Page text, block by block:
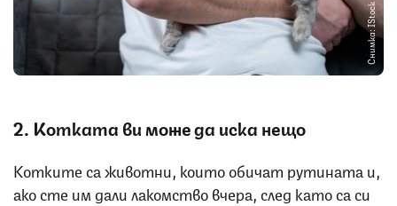
Снимка: IStock
2. Котката ви може да иска нещо
Котките са животни, които обичат рутината и,
ако сте им дали лакомство вчера, след като са си